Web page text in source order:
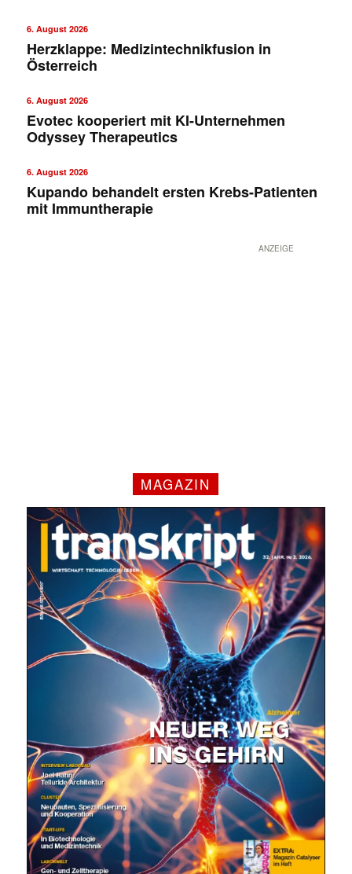
6. August 2026
Herzklappe: Medizintechnikfusion in
Österreich
6. August 2026
Evotec kooperiert mit KI-Unternehmen
Odyssey Therapeutics
6. August 2026
Kupando behandelt ersten Krebs-Patienten
mit Immuntherapie
ANZEIGE
MAGAZIN